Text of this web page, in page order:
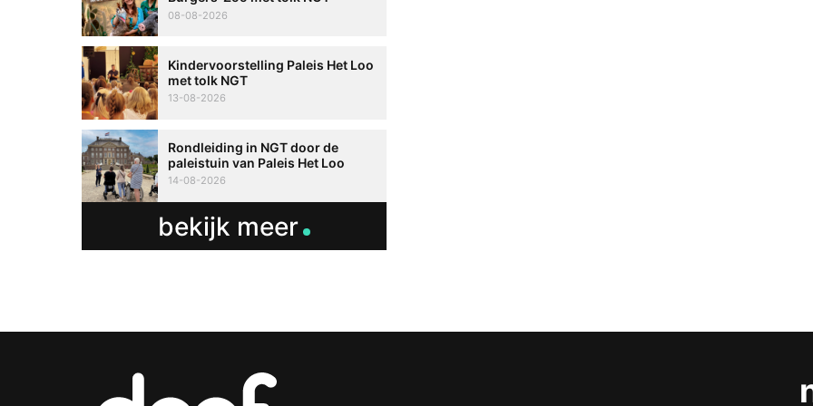
08-08-2026
Kindervoorstelling Paleis Het Loo
met tolk NGT
13-08-2026
Rondleiding in NGT door de
paleistuin van Paleis Het Loo
14-08-2026
bekijk meer